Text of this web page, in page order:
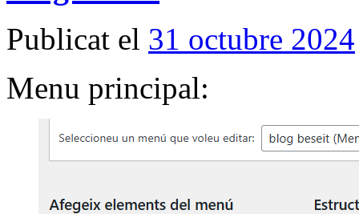
Publicat el 31 octubre 2024
Menu principal: